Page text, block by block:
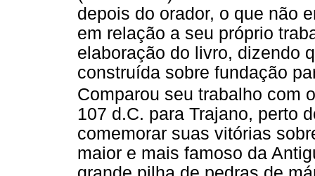
depois do orador, o que não
em relação a seu próprio
elaboração do livro, dizendo
construída sobre fundação
Comparou seu trabalho com
107 d.C. para Trajano, perto
comemorar suas vitórias
maior e mais famoso da